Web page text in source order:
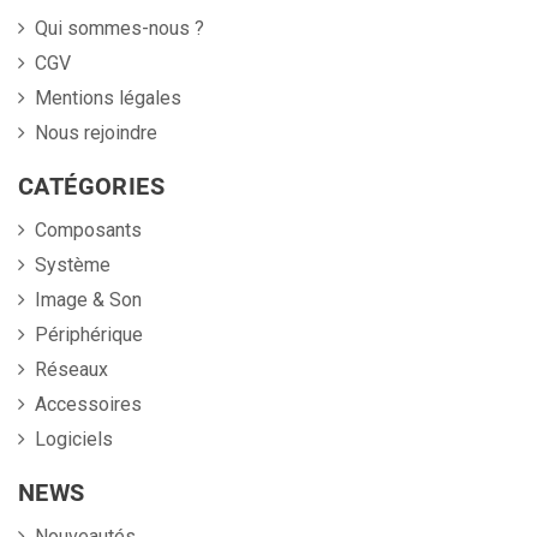
Qui sommes-nous ?
CGV
Mentions légales
Nous rejoindre
CATÉGORIES
Composants
Système
Image & Son
Périphérique
Réseaux
Accessoires
Logiciels
NEWS